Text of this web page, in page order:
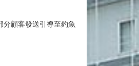
顧客發送引導至釣魚